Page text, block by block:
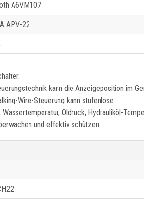
A6VM107
APV-22
kann die Anzeigeposition im
Wire-Steuerung kann stufenlose
Öldruck, Hydrauliköl-
und effektiv schützen.